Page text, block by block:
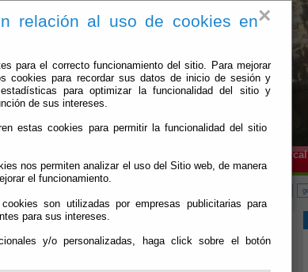
×
relación al uso de cookies en
para el correcto funcionamiento del sitio. Para mejorar
cookies para recordar sus datos de inicio de sesión y
para optimizar la funcionalidad del sitio y
de sus intereses.
estas cookies para permitir la funcionalidad del sitio
nos permiten analizar el uso del Sitio web, de manera
el funcionamiento.
son utilizadas por empresas publicitarias para
para sus intereses.
y/o personalizadas, haga click sobre el botón
Bayárcal